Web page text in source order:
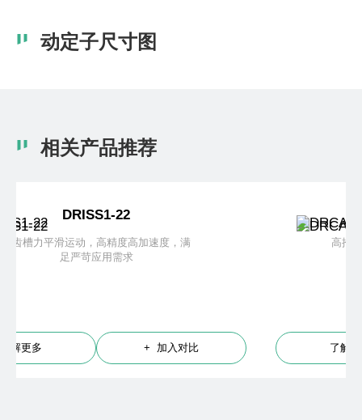
动定子尺寸图
相关产品推荐
比
DRCAS1-45H-A1
高推力、优散热、低成本，应用于半导体
了解更多 + 加入对比